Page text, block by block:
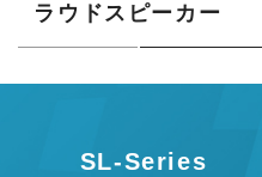
ても完璧なサウンド体
電子機器がハーモニー
とを目指して設計・
会議室から大型のス
ラウドスピーカー
SL-Series